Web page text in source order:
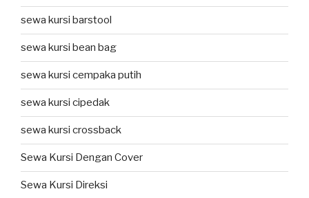
sewa kursi barstool
sewa kursi bean bag
sewa kursi cempaka putih
sewa kursi cipedak
sewa kursi crossback
Sewa Kursi Dengan Cover
Sewa Kursi Direksi